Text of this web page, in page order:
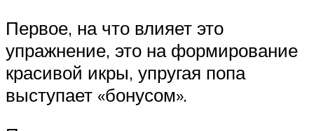
Первое, на что влияет это
упражнение, это на формирование
красивой икры, упругая попа
выступает «бонусом».